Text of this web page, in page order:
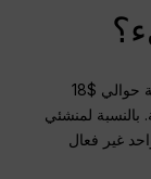
تكلف الترقية إلى باقة Jimeng الرسمية المدفوعة حوالي $18
بالنسبة لمنشئي
غير فعال